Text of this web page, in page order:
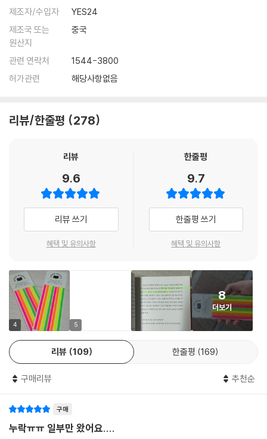
제조자/수입자
YES24
제조국 또는
원산지
중국
관련 연락처
1544-3800
허가관련
해당사항없음
리뷰/한줄평 278
리뷰
9.6
리뷰 쓰기
혜택 및 유의사항
한줄평
9.7
한줄평 쓰기
혜택 및 유의사항
4 5
8
더보기
리뷰 109 한줄평 169
구매리뷰 추천순
구매
누락ㅠㅠ 일부만 왔어요....